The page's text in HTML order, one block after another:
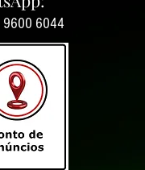
9600 6044